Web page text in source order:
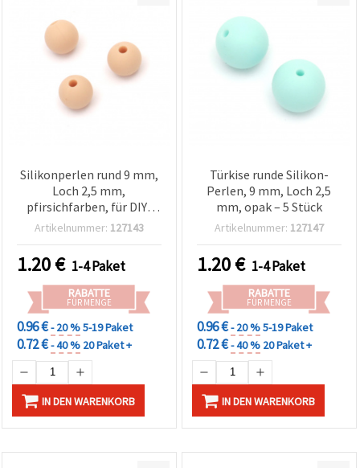
Silikonperlen rund 9 mm,
Loch 2,5 mm,
pfirsichfarben, für DIY-
Schmuck & Basteln - 5
Artikelnummer: 127143
1.20€ 1-4 Paket
RABATTE
FÜR MENGE
0.96 €- 20 %5-19 Paket
0.72 €- 40 % 20 Paket +
IN DEN WARENKORB
Türkise runde Silikon-
Perlen, 9 mm, Loch 2,5
mm, opak – 5 Stück
Artikelnummer: 127147
1.20€ 1-4 Paket
RABATTE
FÜR MENGE
0.96 €- 20 %5-19 Paket
0.72 €- 40 % 20 Paket +
IN DEN WARENKORB